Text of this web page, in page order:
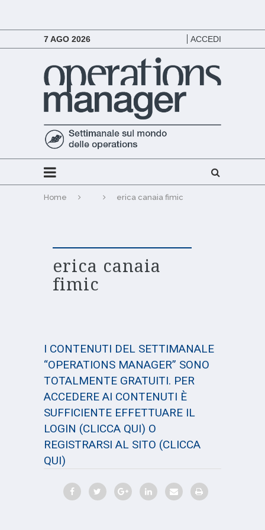
7 AGO 2026 ACCEDI
Home erica canaia fimic
erica canaia
fimic
I CONTENUTI DEL SETTIMANALE
“OPERATIONS MANAGER” SONO
TOTALMENTE GRATUITI. PER
ACCEDERE AI CONTENUTI È
SUFFICIENTE EFFETTUARE IL
LOGIN (CLICCA QUI) O
REGISTRARSI AL SITO (CLICCA
QUI)